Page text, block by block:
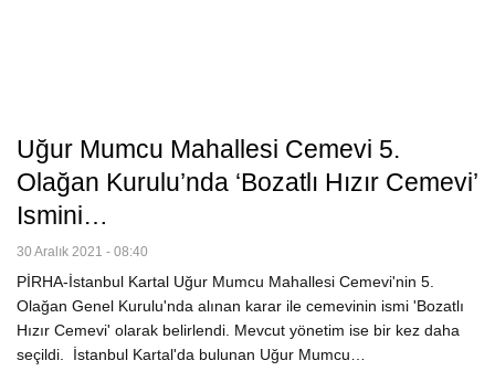
Uğur Mumcu Mahallesi Cemevi 5.
Olağan Kurulu’nda ‘Bozatlı Hızır Cemevi’
Ismini…
30 Aralık 2021 - 08:40
PİRHA-İstanbul Kartal Uğur Mumcu Mahallesi Cemevi'nin 5.
Olağan Genel Kurulu'nda alınan karar ile cemevinin ismi 'Bozatlı
Hızır Cemevi' olarak belirlendi. Mevcut yönetim ise bir kez daha
seçildi. İstanbul Kartal'da bulunan Uğur Mumcu…